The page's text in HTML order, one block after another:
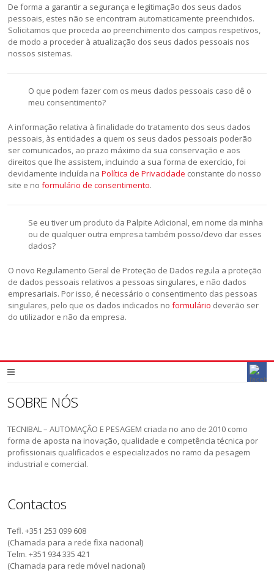
De forma a garantir a segurança e legitimação dos seus dados
pessoais, estes não se encontram automaticamente preenchidos.
Solicitamos que proceda ao preenchimento dos campos respetivos,
de modo a proceder à atualização dos seus dados pessoais nos
nossos sistemas.
O que podem fazer com os meus dados pessoais caso dê o
meu consentimento?
A informação relativa à finalidade do tratamento dos seus dados
pessoais, às entidades a quem os seus dados pessoais poderão
ser comunicados, ao prazo máximo da sua conservação e aos
direitos que lhe assistem, incluindo a sua forma de exercício, foi
devidamente incluída naPolítica de Privacidade constante do nosso
site e noformulário de consentimento.
Se eu tiver um produto da Palpite Adicional, em nome da minha
ou de qualquer outra empresa também posso/devo dar esses
dados?
O novo Regulamento Geral de Proteção de Dados regula a proteção
de dados pessoais relativos a pessoas singulares, e não dados
empresariais. Por isso, é necessário o consentimento das pessoas
singulares, pelo que os dados indicados noformulário deverão ser
do utilizador e não da empresa.
SOBRE NÓS
TECNIBAL – AUTOMAÇÂO E PESAGEM criada no ano de 2010 como
forma de aposta na inovação, qualidade e competência técnica por
profissionais qualificados e especializados no ramo da pesagem
industrial e comercial.
Contactos
Tefl. +351 253 099 608
(Chamada para a rede fixa nacional)
Telm. +351 934 335 421
(Chamada para rede móvel nacional)